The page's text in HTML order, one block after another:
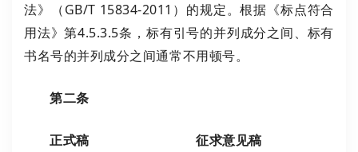
法》（GB/T 15834-2011）的规定。根据《标点符合
用法》第4.5.3.5条，标有引号的并列成分之间、标有
书名号的并列成分之间通常不用顿号。
第二条
正式稿 征求意见稿